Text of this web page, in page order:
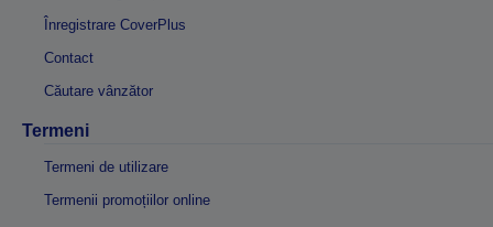
Înregistrare CoverPlus
Contact
Căutare vânzător
Termeni
Termeni de utilizare
Termenii promoțiilor online